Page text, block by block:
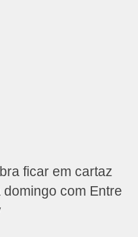
ficar em cartaz
com Entre